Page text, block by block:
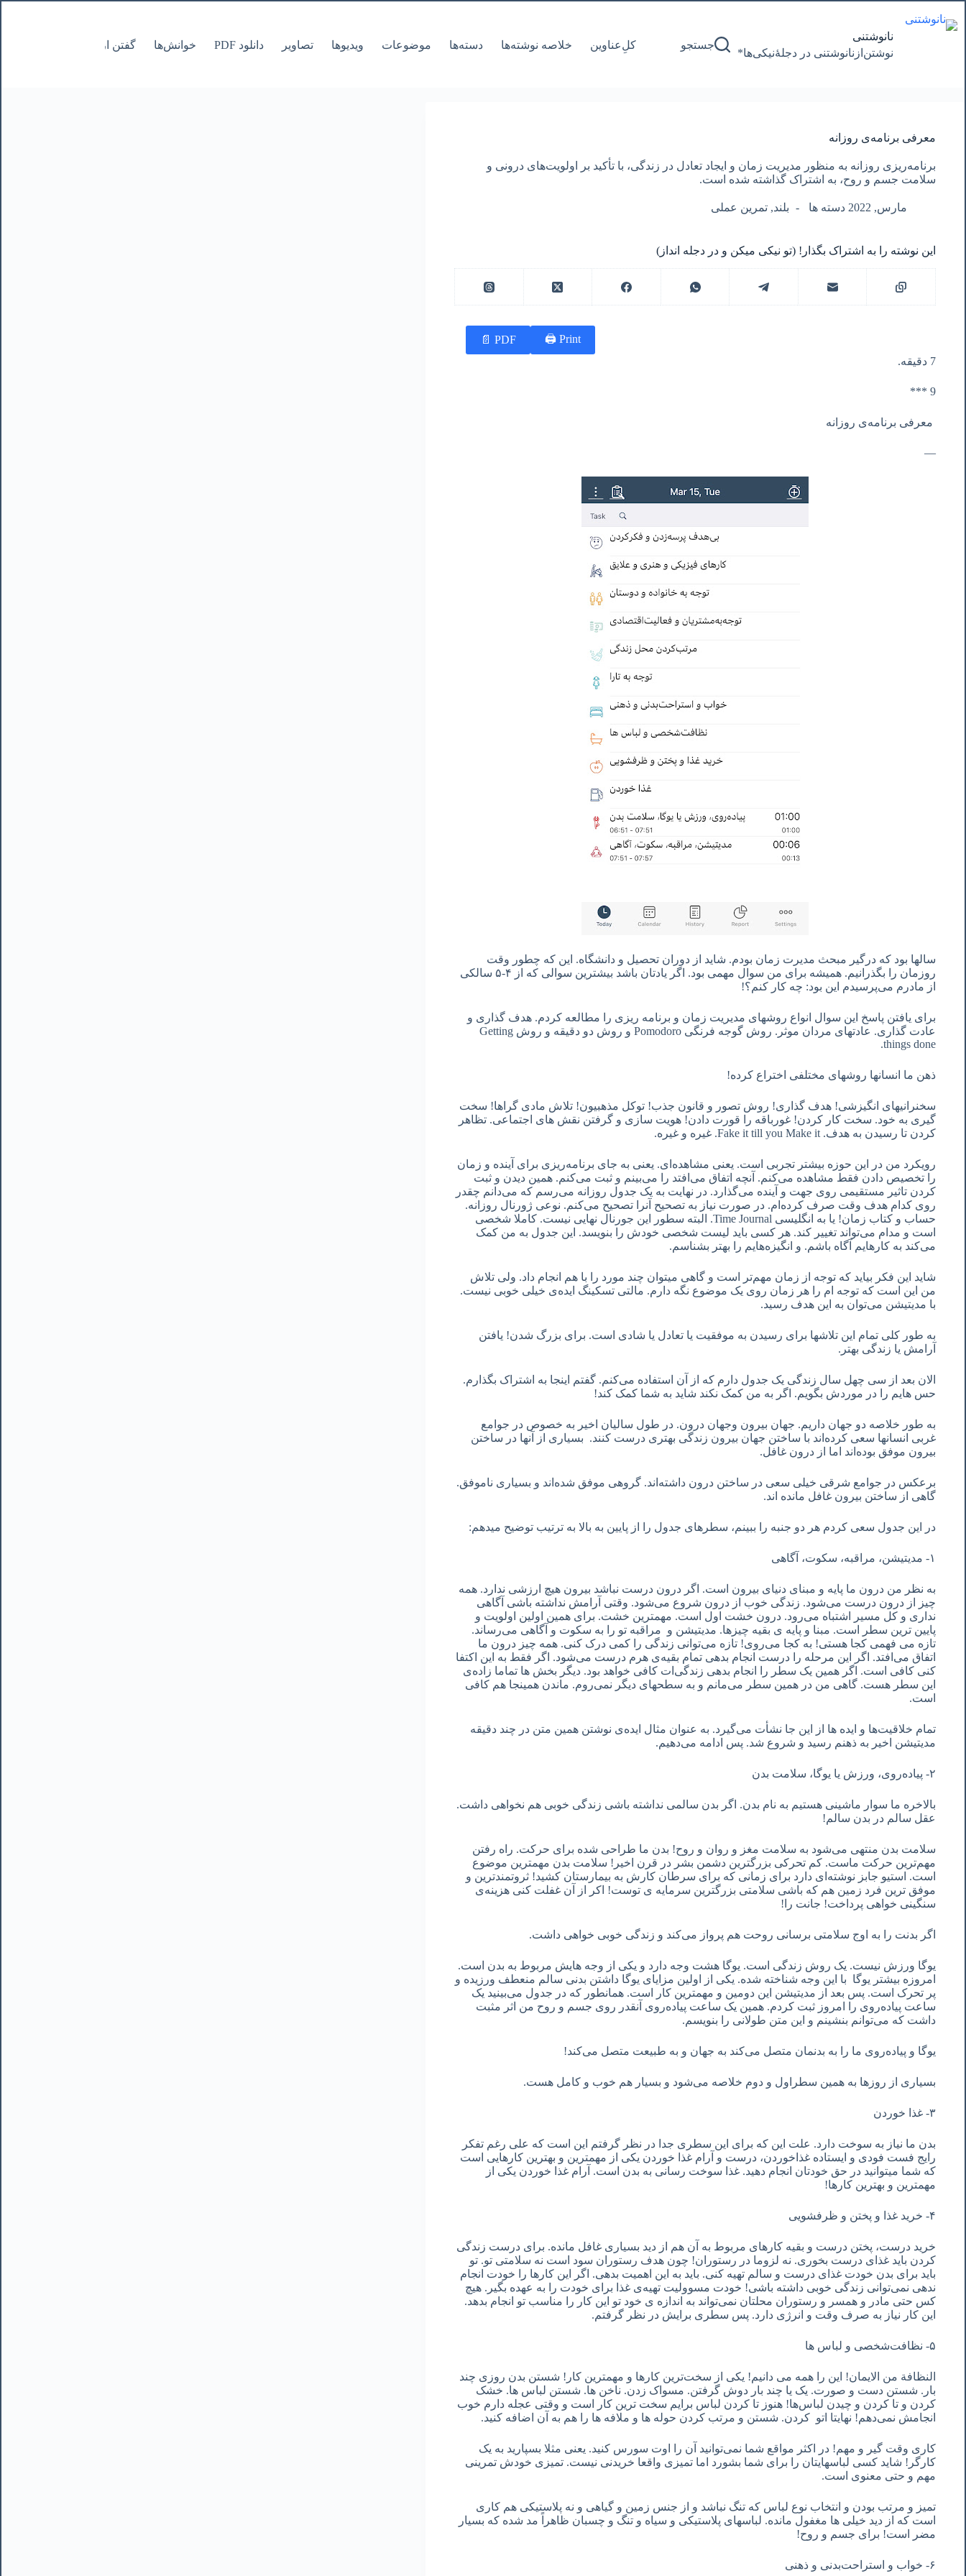
به
محتوا
نانوشتنی
نوشتن‌از‌نانوشتنی‌ در‌ دجلۀنیکی‌ها*
جستجو کل‌ِعناوین خلاصه نوشته‌ها دسته‌ها موضوعات ویدیوها تصاویر دانلود PDF خوانش‌ها گفتن از نانوشتنی
معرفی برنامه‌ی روزانه
برنامه‌ریزی روزانه به منظور مدیریت زمان و ایجاد تعادل در زندگی، با تأکید بر اولویت‌های درونی و
سلامت جسم و روح، به اشتراک گذاشته شده است.
مارس, 2022 دسته ها بلند, تمرین عملی
این نوشته را به اشتراک بگذار! (تو نیکی میکن و در دجله انداز)
Print 🖨
PDF 📄
7 دقیقه.
9 ***
معرفی برنامه‌ی روزانه
—
سالها بود که درگیر مبحث‌ مدیرت زمان بودم. شاید از دوران تحصیل و دانشگاه. این که چطور وقت
روزمان را بگذرانیم. همیشه برای من سوال مهمی بود. اگر یادتان باشد بیشترین سوالی که از ۴-۵ سالکی
از مادرم می‌پرسیدم این بود: چه کار کنم؟!
برای یافتن پاسخ این سوال انواع روشهای مدیریت زمان و برنامه ریزی را مطالعه کردم. هدف گذاری و
عادت گذاری. عادتهای مردان موثر. روش گوجه فرنگی Pomodoro و روش دو دقیقه و روش Getting
things done.
ذهن ما انسانها روشهای مختلفی اختراع کرده!
سخنرانیهای انگیزشی! هدف گذاری! روش تصور و قانون جذب! توکل مذهبیون! تلاش مادی گراها! سخت
گیری به خود. سخت کار کردن! غورباقه را قورت دادن! هویت سازی و گرفتن نقش های اجتماعی. تظاهر
کردن تا رسیدن به هدف. Fake it till you Make it. غیره و غیره.
رویکرد من در این حوزه بیشتر تجربی است. یعنی مشاهده‌ای. یعنی به جای برنامه‌ریزی برای آینده و زمان
را تخصیص دادن فقط مشاهده می‌کنم. آنچه اتفاق می‌افتد را می‌بینم و ثبت می‌کنم. همین دیدن و ثبت
کردن تاثیر مستقیمی روی جهت و آینده می‌گذارد. در نهایت به یک جدول روزانه می‌رسم که می‌دانم چقدر
روی کدام هدف وقت صرف کرده‌ام. در صورت نیاز به تصحیح آنرا تصحیح می‌کنم. نوعی ژورنال روزانه.
حساب و کتاب زمان! یا به انگلیسی Time Journal. البته سطور این جورنال نهایی نیست. کاملا شخصی
است و مدام می‌تواند تغییر کند. هر کسی باید لیست شخصی خودش را بنویسد. این جدول به من کمک
می‌کند به کارهایم آگاه باشم. و انگیزه‌هایم را بهتر بشناسم.
شاید این فکر بیاید که توجه از زمان مهم‌تر است و گاهی میتوان چند مورد را با هم انجام داد. ولی تلاش
من این است که توجه ام را هر زمان روی یک موضوع نگه دارم. مالتی تسکینگ ایده‌ی خیلی خوبی نیست.
با مدیتیشن می‌توان به این هدف رسید.
به طور کلی تمام این تلاشها برای رسیدن به موفقیت یا تعادل یا شادی است. برای بزرگ شدن! یافتن
آرامش یا زندگی بهتر.
الان بعد از سی چهل سال زندگی یک جدول دارم که از آن استفاده می‌کنم. گفتم اینجا به اشتراک بگذارم.
حس هایم را در موردش بگویم. اگر به من کمک نکند شاید به شما کمک کند!
به طور خلاصه دو جهان داریم. جهان بیرون وجهان درون. در طول سالیان اخیر به خصوص در جوامع
غربی انسانها سعی کرده‌اند با ساختن جهان بیرون زندگی بهتری درست کنند. بسیاری از آنها در ساختن
بیرون موفق بوده‌اند اما از درون غافل.
برعکس در جوامع شرقی خیلی سعی در ساختن درون داشته‌اند. گروهی موفق شده‌اند و بسیاری ناموفق.
گاهی از ساختن بیرون غافل مانده ‌اند.
در این جدول سعی کردم هر دو جنبه را ببینم، سطرهای جدول را از پایین به بالا به ترتیب توضیح میدهم:
١- مدیتیشن، مراقبه، سکوت، آگاهی
به نظر من درون ما پایه و مبنای دنیای بیرون است. اگر درون درست نباشد بیرون هیچ ارزشی ندارد. همه
چیز از درون درست می‌شود. زندگی خوب از درون شروع می‌شود. وقتی آرامش نداشته باشی آگاهی
نداری و کل مسیر اشتباه می‌رود. درون خشت اول است. مهمترین خشت. برای همین اولین اولویت و
پایین ترین سطر است. مبنا و پایه ی بقیه چیزها. مدیتیشن و مراقبه تو را به سکوت و آگاهی می‌رساند.
تازه می فهمی کجا هستی! به کجا می‌روی! تازه می‌توانی زندگی را کمی درک کنی. همه چیز درون ما
اتفاق می‌افتد. اگر این مرحله را درست انجام بدهی تمام بقیه‌ی هرم درست می‌شود. اگر فقط به این اکتفا
کنی کافی است. اگر همین یک سطر را انجام بدهی زندگی‌ات کافی خواهد بود. دیگر بخش ها تماما زاده‌ی
این سطر هست. گاهی من در همین سطر می‌مانم و به سطحهای دیگر نمی‌روم. ماندن همینجا هم کافی
است.
تمام خلاقیت‌ها و ایده ها از این جا نشأت می‌گیرد. به عنوان مثال ایده‌ی نوشتن همین متن در چند دقیقه
مدیتیشن اخیر به ذهنم رسید و شروع شد. پس ادامه می‌دهیم.
٢- پیاده‌روی، ورزش یا یوگا، سلامت بدن
بالاخره ما سوار ماشینی هستیم به نام بدن. اگر بدن سالمی نداشته باشی زندگی خوبی هم نخواهی داشت.
عقل سالم در بدن سالم!
سلامت بدن منتهی می‌شود به سلامت مغز و روان و روح! بدن ما طراحی شده برای حرکت. راه رفتن
مهم‌ترین حرکت ماست. کم تحرکی بزرگترین دشمن بشر در قرن اخیر! سلامت بدن مهمترین موضوع
است. استیو جابز نوشته‌ای دارد برای زمانی که برای سرطان کارش به بیمارستان کشید! ثروتمندترین و
موفق ترین فرد زمین هم که باشی سلامتی بزرگترین سرمایه ‌ی توست! اکر از آن غفلت کنی هزینه‌ی
سنگینی خواهی پرداخت! جانت را!
اگر بدنت را به اوج سلامتی برسانی روحت هم پرواز می‌کند و زندگی خوبی خواهی داشت.
یوگا ورزش نیست. یک روش زندگی است. یوگا هشت وجه دارد و یکی از وجه هایش مربوط به بدن است.
امروزه بیشتر یوگا با این وجه شناخته شده. یکی از اولین مزایای یوگا داشتن بدنی سالم منعطف ورزیده و
پر تحرک است. پس بعد از مدیتیشن این دومین و مهمترین کار است. همانطور که در جدول می‌بینید یک
ساعت پیاده‌روی را امروز ثبت کردم. همین یک ساعت پیاده‌روی آنقدر روی جسم و روح من اثر مثبت
داشت که می‌توانم بنشینم و این متن طولانی را بنویسم.
یوگا و پیاده‌روی ما را به بدنمان متصل می‌کند به جهان و به طبیعت متصل می‌کند!
بسیاری از روزها به همین سطراول و دوم خلاصه می‌شود و بسیار هم خوب و کامل هست.
٣- غذا خوردن
بدن ما نیاز به سوخت دارد. علت این که برای این سطری جدا در نظر گرفتم این است که علی رغم تفکر
رایج فست فودی و ایستاده غذاخوردن، درست و آرام غذا خوردن یکی از مهمترین و بهترین کارهایی است
که شما میتوانید در حق خودتان انجام دهید. غذا سوخت رسانی به بدن است. آرام غذا خوردن یکی از
مهمترین و بهترین کارها!
۴- خرید غذا و پختن و ظرفشویی
خرید درست، پختن درست و بقیه کارهای مربوط به آن هم از دید بسیاری غافل مانده. برای درست زندگی
کردن باید غذای درست بخوری. نه لزوما در رستوران! چون هدف رستوران سود است نه سلامتی تو. تو
باید برای بدن خودت غذای درست و سالم تهیه کنی. باید به این اهمیت بدهی. اگر این کارها را خودت انجام
ندهی نمی‌توانی زندگی خوبی داشته باشی! خودت مسوولیت تهیه‌ی غذا برای خودت را به عهده بگیر. هیچ
کس حتی مادر و همسر و رستوران محلتان نمی‌تواند به اندازه ‌ی خود تو این کار را مناسب تو انجام بدهد.
این کار نیاز به صرف وقت و انرژی دارد. پس سطری برایش در نظر گرفتم.
۵- نظافت‌شخصی و لباس ها
النظافة من الایمان! این را همه می دانیم! یکی از سخت‌ترین کارها و مهمترین کار! شستن بدن روزی چند
بار. شستن دست و صورت. یک یا چند بار دوش گرفتن. مسواک زدن. ناخن ها. شستن لباس ها. خشک
کردن و تا کردن و چیدن لباس‌ها! هنوز تا کردن لباس برایم سخت ترین کار است و وقتی عجله دارم خوب
انجامش نمی‌دهم! نهایتا اتو کردن. شستن و مرتب کردن حوله ها و ملافه ها را هم به آن اضافه کنید.
کاری وقت گیر و مهم! در اکثر مواقع شما نمی‌توانید آن را اوت سورس کنید. یعنی مثلا بسپارید به یک
کارگر! شاید کسی لباسهایتان را برای شما بشورد اما تمیزی واقعا خریدنی نیست. تمیزی خودش تمرینی
مهم و حتی معنوی است.
تمیز و مرتب بودن و انتخاب نوع لباس که تنگ نباشد و از جنس زمین و گیاهی و نه پلاستیکی هم کاری
است که از دید خیلی ها مغفول مانده. لباسهای پلاستیکی و سیاه و تنگ و چسبان ظاهراً مد شده که بسیار
مضر است! برای جسم و روح!
۶- خواب و استراحت‌بدنی و ذهنی